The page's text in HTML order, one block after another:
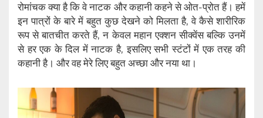
रोमांचक क्या है कि वे नाटक और कहानी कहने से ओत-प्रोत हैं। हमें
इन पात्रों के बारे में बहुत कुछ देखने को मिलता है, वे कैसे शारीरिक
रूप से बातचीत करते हैं, न केवल महान एक्शन सीक्वेंस बल्कि उनमें
से हर एक के दिल में नाटक है, इसलिए सभी स्टंटों में एक तरह की
कहानी है। और वह मेरे लिए बहुत अच्छा और नया था।